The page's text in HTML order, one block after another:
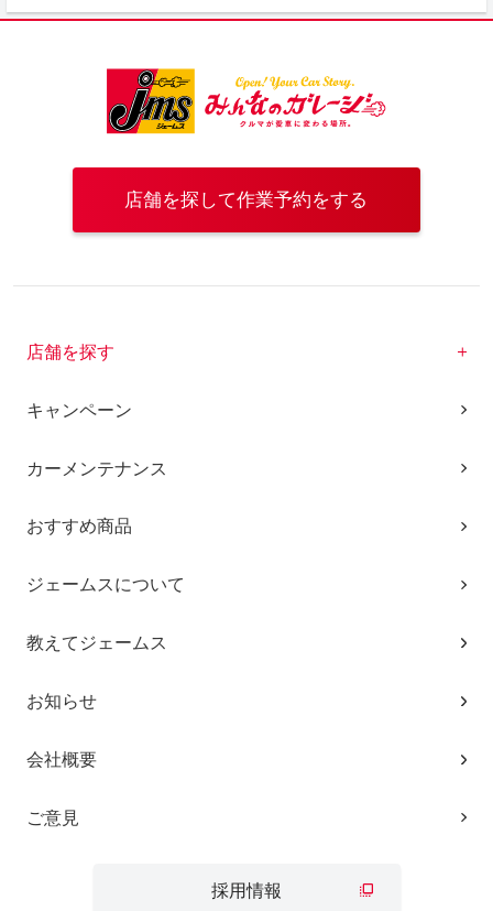
店舗を探して作業予約をする
店舗を探す
キャンペーン
カーメンテナンス
おすすめ商品
ジェームスについて
教えてジェームス
お知らせ
会社概要
ご意見
採用情報